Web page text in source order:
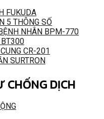
FUKUDA
5 THÔNG SỐ
NHÂN BPM-770
CR-201
SURTRON
DỊCH